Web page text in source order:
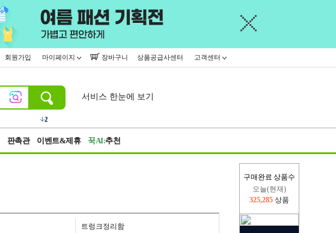
회원가입 마이페이지 장바구니 상품공급사센터 고객센터
서비스 한눈에 보기
판촉관 이벤트&제휴 꾹AI:추천
구매완료 상품수
402,926
오늘(현재)
325,285 상품
트렁크정리함